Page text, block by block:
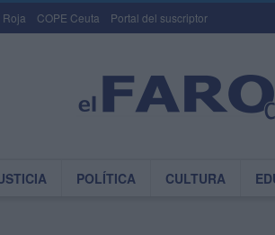
Roja COPE Ceuta Portal del suscriptor
POLÍTICA CULTURA